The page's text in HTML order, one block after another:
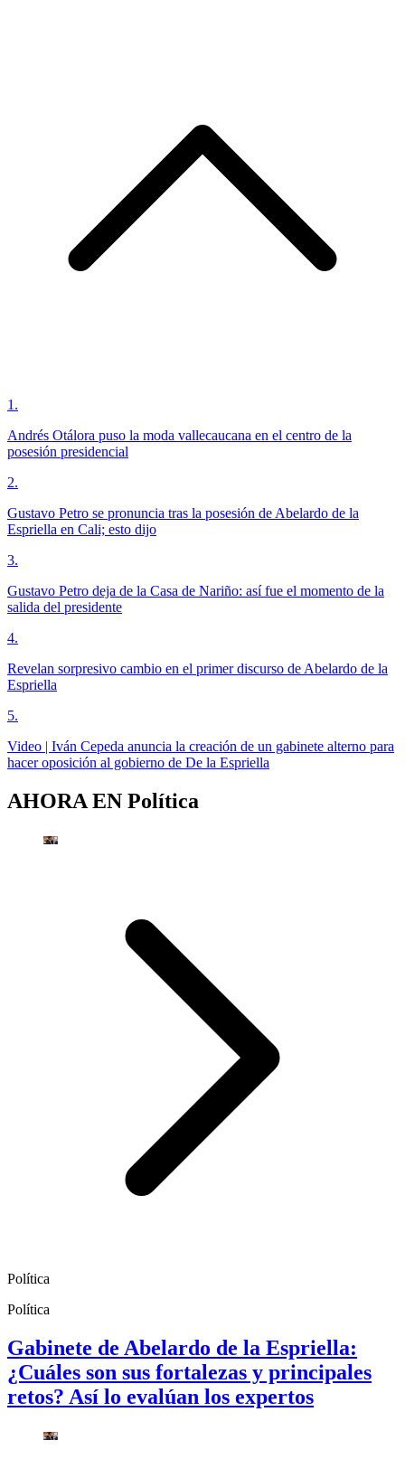
1 .
Andrés Otálora puso la moda vallecaucana en el centro de la
posesión presidencial
2.
Gustavo Petro se pronuncia tras la posesión de Abelardo de la
Espriella en Cali; esto dijo
3.
Gustavo Petro deja de la Casa de Nariño: así fue el momento de la
salida del presidente
4.
Revelan sorpresivo cambio en el primer discurso de Abelardo de la
Espriella
5.
Video | Iván Cepeda anuncia la creación de un gabinete alterno para
hacer oposición al gobierno de De la Espriella
AHORA EN Política
Política
Política
Gabinete de Abelardo de la Espriella:
¿Cuáles son sus fortalezas y principales
retos? Así lo evalúan los expertos